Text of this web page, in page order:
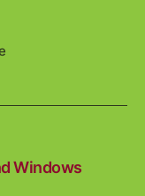
Windows